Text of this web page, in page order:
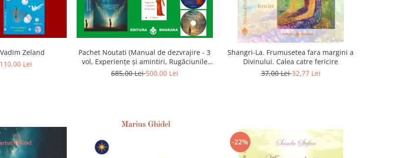
Zeland
Lei
Pachet Noutati (Manual de dezvrajire - 3
vol, Experiențe și amintiri, Rugăciunile
Luceafarului de dimineata) - Marius
685,00 Lei500,00 Lei
Shangri-La. Frumusetea fara margini a
Divinului. Calea catre fericire
37,00 Lei32,77 Lei
-22%